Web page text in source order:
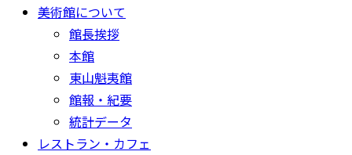
美術館について
館長挨拶
本館
東山魁夷館
館報・紀要
統計データ
レストラン・カフェ